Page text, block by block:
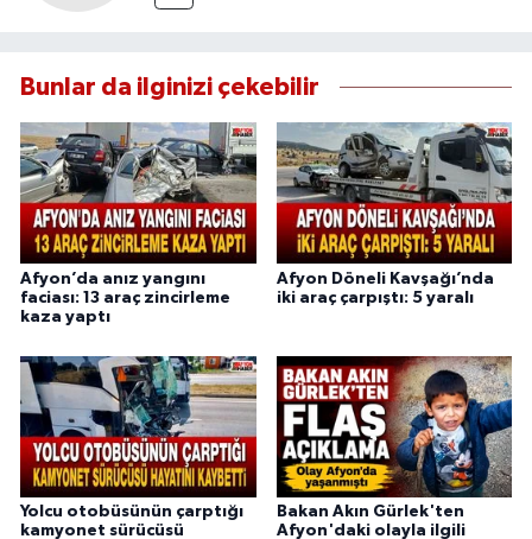
Bunlar da ilginizi çekebilir
Afyon’da anız yangını
faciası: 13 araç zincirleme
kaza yaptı
Afyon Döneli Kavşağı’nda
iki araç çarpıştı: 5 yaralı
Yolcu otobüsünün çarptığı
kamyonet sürücüsü
Bakan Akın Gürlek'ten
Afyon'daki olayla ilgili